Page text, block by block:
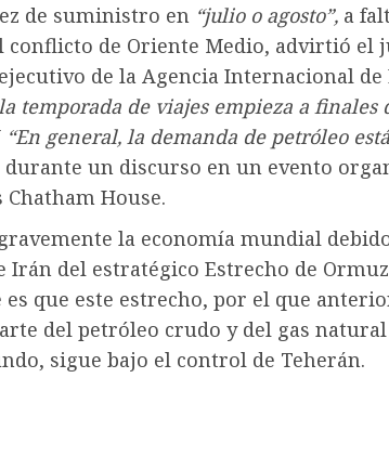
de suministro en “julio o agosto”, a
de Oriente Medio, advirtió el
de la Agencia Internacional de
temporada de viajes empieza a finales
“En general, la demanda de petróleo está
durante un discurso en un evento
House.
la economía mundial
Irán del estratégico Estrecho de
que este estrecho, por el que
del petróleo crudo y del gas
sigue bajo el control de Teherán.